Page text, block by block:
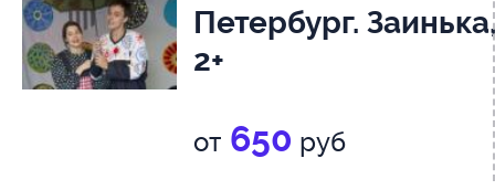
Петербург.
2+
от 650 руб